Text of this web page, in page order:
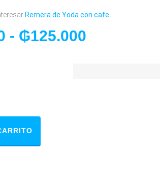
Remera de Yoda con cafe
- ₲125.000